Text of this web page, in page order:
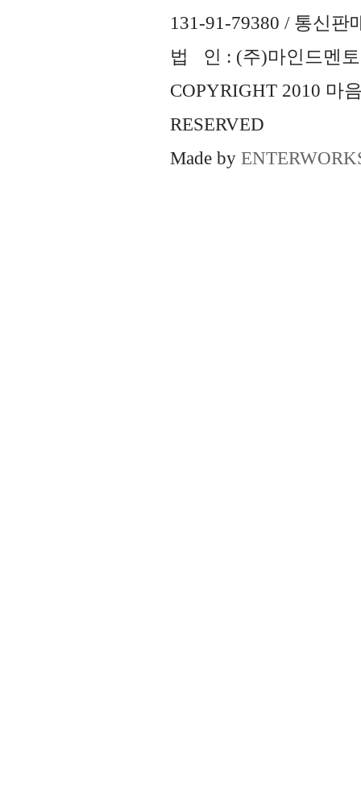
131-91-79380 / 통신판
법 인 : (주)마인드멘토
COPYRIGHT 2010 마
RESERVED
Made by